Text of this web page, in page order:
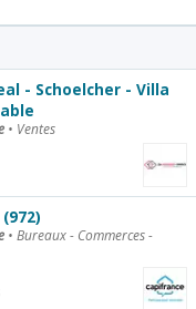
- Schoelcher - Villa
• Ventes
• Bureaux - Commerces -